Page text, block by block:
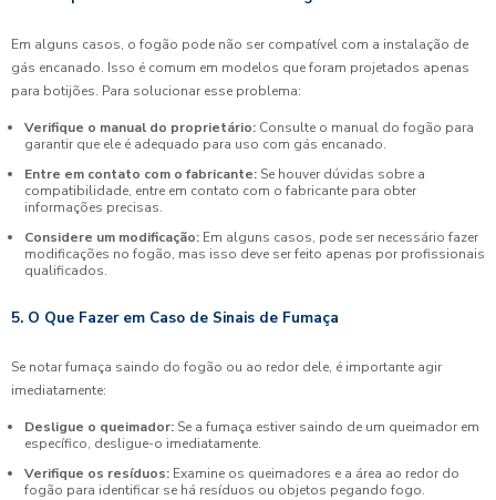
Em alguns casos, o fogão pode não ser compatível com a instalação de
gás encanado. Isso é comum em modelos que foram projetados apenas
para botijões. Para solucionar esse problema:
Verifique o manual do proprietário: Consulte o manual do fogão para
garantir que ele é adequado para uso com gás encanado.
Entre em contato com o fabricante: Se houver dúvidas sobre a
compatibilidade, entre em contato com o fabricante para obter
informações precisas.
Considere um modificação: Em alguns casos, pode ser necessário fazer
modificações no fogão, mas isso deve ser feito apenas por profissionais
qualificados.
5. O Que Fazer em Caso de Sinais de Fumaça
Se notar fumaça saindo do fogão ou ao redor dele, é importante agir
imediatamente:
Desligue o queimador: Se a fumaça estiver saindo de um queimador em
específico, desligue-o imediatamente.
Verifique os resíduos: Examine os queimadores e a área ao redor do
fogão para identificar se há resíduos ou objetos pegando fogo.